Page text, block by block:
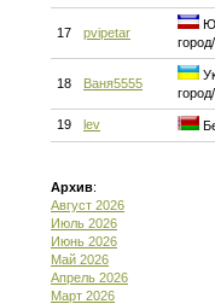
17 pvipetar
18 Ваня5555
19 lev
Архив:
Август 2026
Июль 2026
Июнь 2026
Май 2026
Апрель 2026
Март 2026